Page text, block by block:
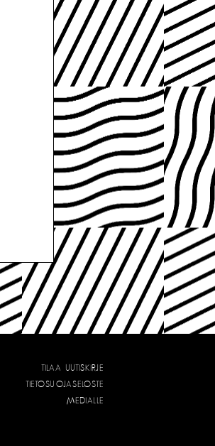
TILAA UUTISKIRJE
TIETOSUOJASELOSTE
MEDIALLE